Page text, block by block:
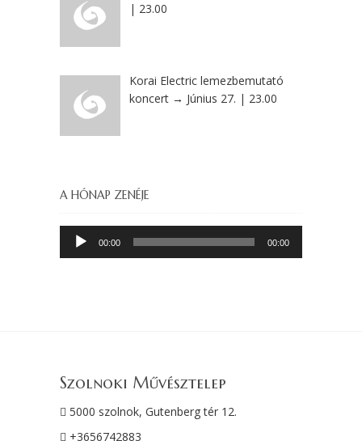
| 23.00
Korai Electric lemezbemutató
koncert → Június 27. | 23.00
A HÓNAP ZENÉJE
Audió
lejátszó
00:00 00:00
Szolnoki Művésztelep
5000 szolnok, Gutenberg tér 12.
+3656742883